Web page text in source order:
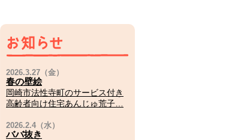
春の壁絵
岡崎市法性寺町のサービス付き
高齢者向け住宅あんじゅ荒子…
ババ抜き